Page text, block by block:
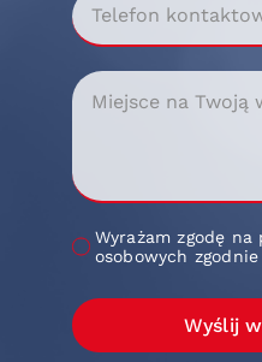
Wyrażam zgodę
osobowych
Wyślij